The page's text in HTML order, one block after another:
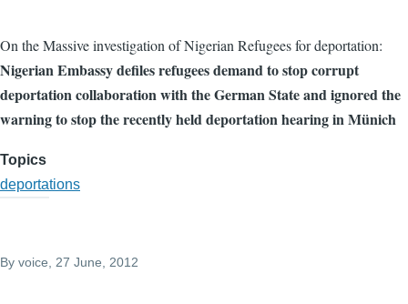
On the Massive investigation of Nigerian Refugees for deportation:
Nigerian Embassy defiles refugees demand to stop corrupt
deportation collaboration with the German State and ignored the
warning to stop the recently held deportation hearing in Münich
Topics
deportations
By voice, 27 June, 2012